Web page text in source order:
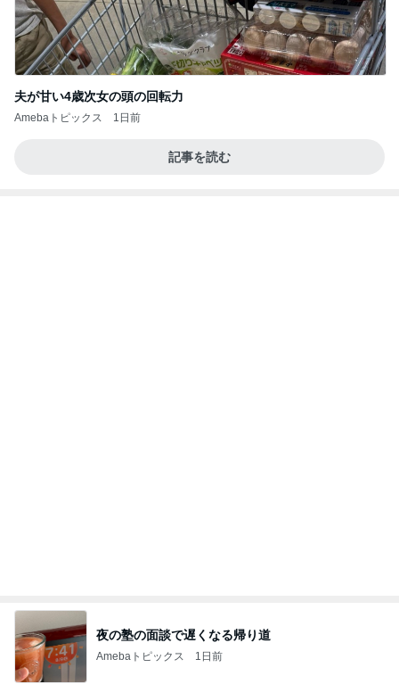
夫が甘い4歳次女の頭の回転力
Amebaトピックス 1日前
記事を読む
夜の塾の面談で遅くなる帰り道
Amebaトピックス 1日前